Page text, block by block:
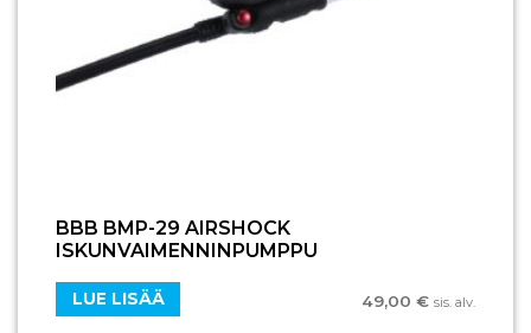
BBB BMP-29 AIRSHOCK
ISKUNVAIMENNINPUMPPU
49,00 € sis. alv.
LUE LISÄÄ